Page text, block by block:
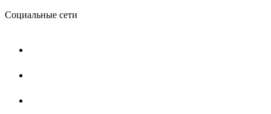
Социальные сети